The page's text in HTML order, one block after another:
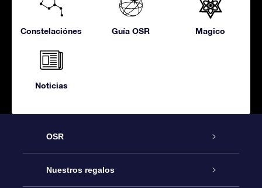
Constelaciónes Guía OSR Magico
Noticias
OSR
Atención
Nuestros regalos